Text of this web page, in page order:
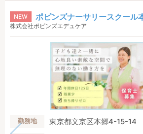
NEW ポピンズナーサリースクール
株式会社ポピンズエデュケア
勤務地 東京都文京区本郷4-15-14